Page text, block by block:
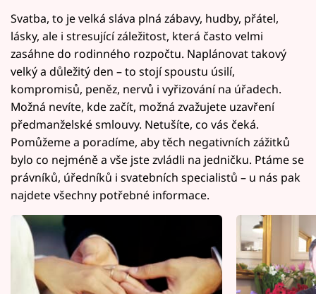
Svatba, to je velká sláva plná zábavy, hudby, přátel,
lásky, ale i stresující záležitost, která často velmi
zasáhne do rodinného rozpočtu. Naplánovat takový
velký a důležitý den – to stojí spoustu úsilí,
kompromisů, peněz, nervů i vyřizování na úřadech.
Možná nevíte, kde začít, možná zvažujete uzavření
předmanželské smlouvy. Netušíte, co vás čeká.
Pomůžeme a poradíme, aby těch negativních zážitků
bylo co nejméně a vše jste zvládli na jedničku. Ptáme se
právníků, úředníků i svatebních specialistů – u nás pak
najdete všechny potřebné informace.